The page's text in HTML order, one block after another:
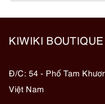
KIWIKI BOUTIQUE
Đ/C: 54 - Phố Tam
Việt Nam